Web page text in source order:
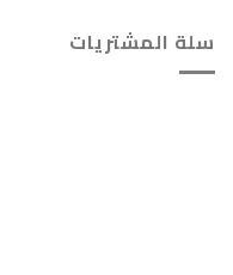
سلة المشتريات